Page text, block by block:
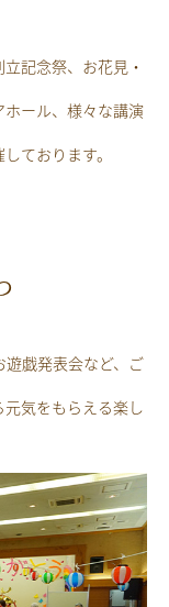
記念祭、お花見・
ール、様々な講演
ております。
戯発表会など、ご
気をもらえる楽し